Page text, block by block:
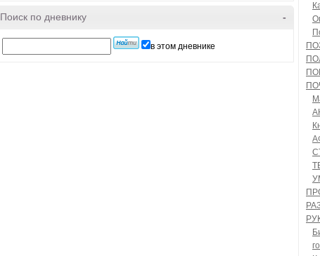
-
Поиск по дневнику
в этом дневнике